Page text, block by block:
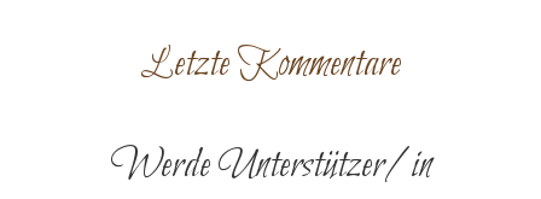
Letzte Kommentare
Werde Unterstützer/in